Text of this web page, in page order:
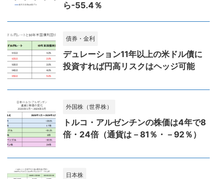
ら-55.4％
債券・金利
デュレーション11年以上の米ドル債に
投資すれば円高リスクはヘッジ可能
外国株（世界株）
トルコ・アルゼンチンの株価は4年で8
倍・24倍（通貨は－81％・－92％）
日本株